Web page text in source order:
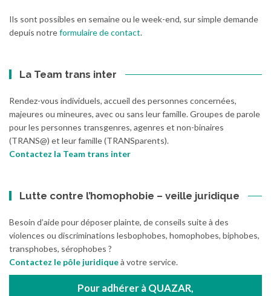
Ils sont possibles en semaine ou le week-end, sur simple demande
depuis notreformulaire de contact.
La Team trans inter
Rendez-vous individuels, accueil des personnes concernées,
majeures ou mineures, avec ou sans leur famille. Groupes de parole
pour les personnes transgenres, agenres et non-binaires
(TRANS@) et leur famille (TRANSparents).
Contactez la Team trans inter
Lutte contre l’homophobie – veille juridique
Besoin d’aide pour déposer plainte, de conseils suite à des
violences ou discriminations lesbophobes, homophobes, biphobes,
transphobes, sérophobes ?
Contactez le pôle juridiqueà votre service.
Pour adhérer à QUAZAR,